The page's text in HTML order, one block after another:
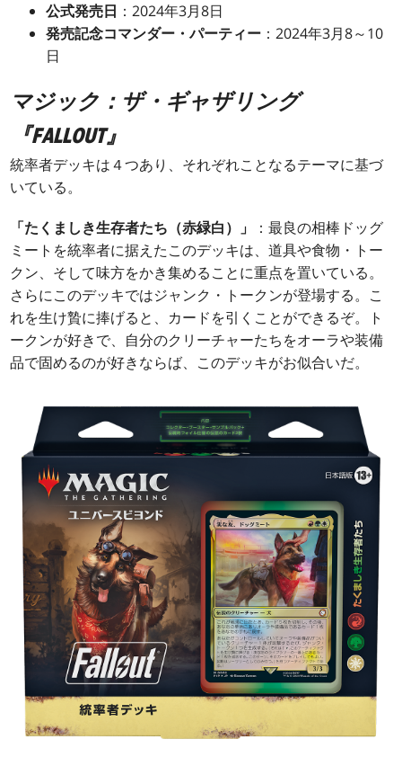
公式発売日 ：2024年3月8日
発売記念コマンダー・パーティー ：2024年3月8～10
日
マジック：ザ・ギャザリング
『FALLOUT』
統率者デッキは４つあり、それぞれことなるテーマに基づ
いている。
「たくましき生存者たち（赤緑白）」
：最良の相棒ドッグ
ミートを統率者に据えたこのデッキは、道具や食物・トー
クン、そして味方をかき集めることに重点を置いている。
さらにこのデッキではジャンク・トークンが登場する。こ
れを生け贄に捧げると、カードを引くことができるぞ。ト
ークンが好きで、自分のクリーチャーたちをオーラや装備
品で固めるのが好きならば、このデッキがお似合いだ。